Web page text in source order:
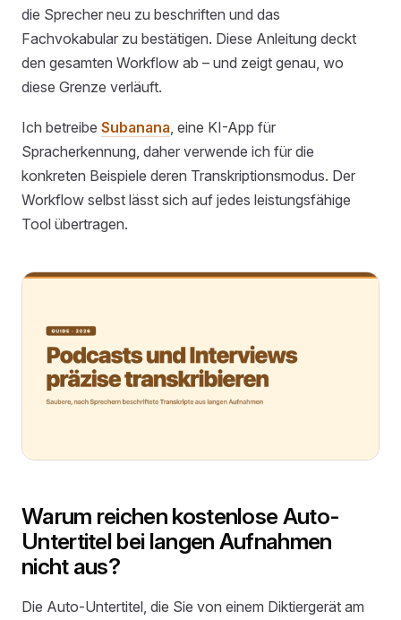
die Sprecher neu zu beschriften und das
Fachvokabular zu bestätigen. Diese Anleitung deckt
den gesamten Workflow ab – und zeigt genau, wo
diese Grenze verläuft.
Ich betreibe Subanana, eine KI-App für
Spracherkennung, daher verwende ich für die
konkreten Beispiele deren Transkriptionsmodus. Der
Workflow selbst lässt sich auf jedes leistungsfähige
Tool übertragen.
Warum reichen kostenlose Auto-
Untertitel bei langen Aufnahmen
nicht aus?
Die Auto-Untertitel, die Sie von einem Diktiergerät am